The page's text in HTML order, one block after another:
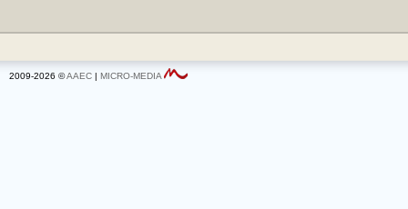
2009-2026 ©AAEC | MICRO-MEDIA